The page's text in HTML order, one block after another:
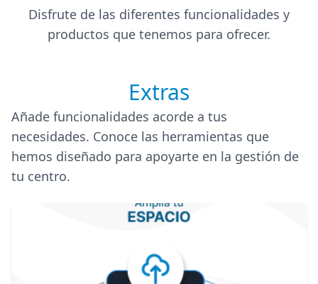
Disfrute de las diferentes funcionalidades y
productos que tenemos para ofrecer.
Extras
Añade funcionalidades acorde a tus
necesidades. Conoce las herramientas que
hemos diseñado para apoyarte en la gestión de
tu centro.